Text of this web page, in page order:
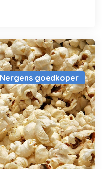
Nergens goedkoper